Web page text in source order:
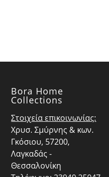
Bora Home
Collections
Στοιχεία επικοινωνίας:
Χρυσ. Σμύρνης & κων.
Γκόσιου, 57200,
Λαγκαδάς -
Θεσσαλονίκη